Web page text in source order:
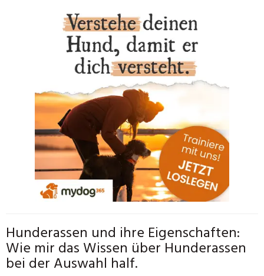
Hunderassen und ihre Eigenschaften:
Wie mir das Wissen über Hunderassen
bei der Auswahl half.